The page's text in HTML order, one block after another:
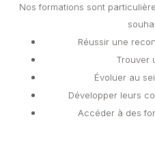
Nos formations sont
Réussir une
Trouver
Évoluer au
Développer leurs
Accéder à des